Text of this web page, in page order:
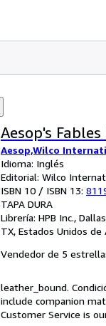
Aesop's
Aesop,Wilco
Idioma: Inglés
Editorial: Wilco
ISBN 10 / ISBN 13:
TAPA DURA
Librería: HPB Inc.,
TX, Estados Unidos de
Vendedor de 5
leather_bound.
include companion
Customer Service is